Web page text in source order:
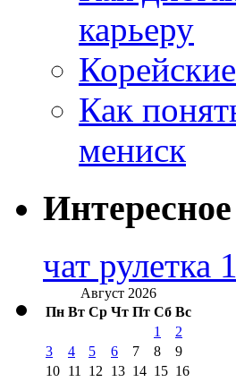
карьеру
Как
мениск
Интересное
чат рулетка
Август 2026
Пн Вт Ср Чт Пт Сб Вс
1
2
3
4 5 6 7 8
9
10 11 12 13 14 15 16